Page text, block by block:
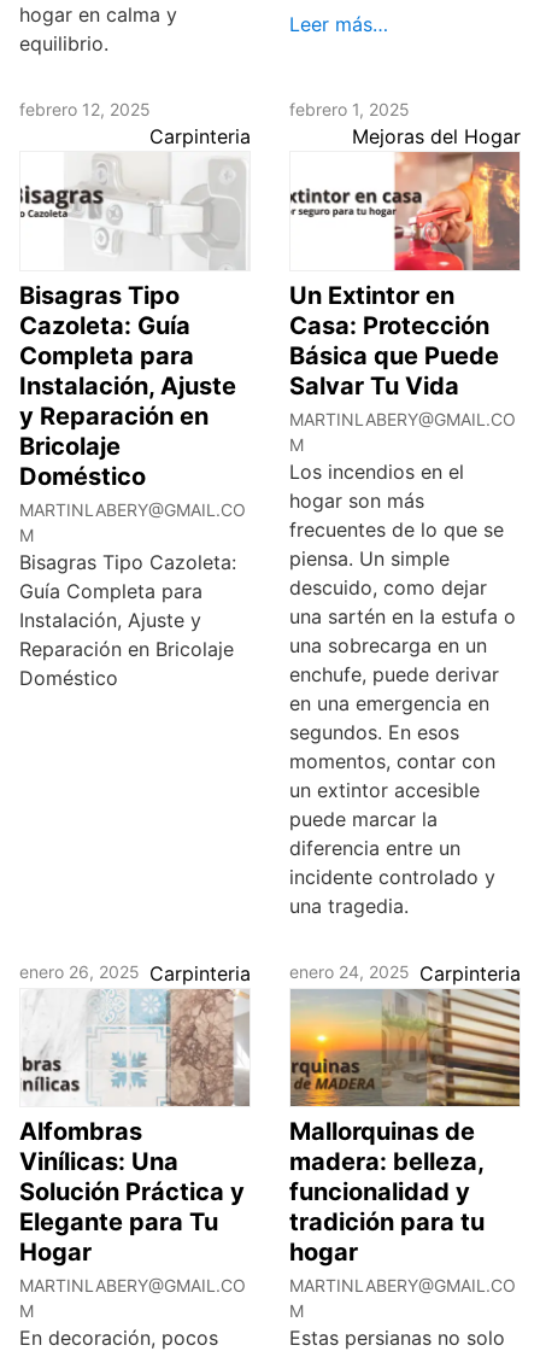
hogar en calma y
equilibrio.
Leer más…
febrero 12, 2025
Carpinteria
Bisagras Tipo
Cazoleta: Guía
Completa para
Instalación, Ajuste
y Reparación en
Bricolaje
Doméstico
MARTINLABERY@GMAIL.CO
M
Bisagras Tipo Cazoleta:
Guía Completa para
Instalación, Ajuste y
Reparación en Bricolaje
Doméstico
febrero 1, 2025
Mejoras del Hogar
Un Extintor en
Casa: Protección
Básica que Puede
Salvar Tu Vida
MARTINLABERY@GMAIL.CO
M
Los incendios en el
hogar son más
frecuentes de lo que se
piensa. Un simple
descuido, como dejar
una sartén en la estufa o
una sobrecarga en un
enchufe, puede derivar
en una emergencia en
segundos. En esos
momentos, contar con
un extintor accesible
puede marcar la
diferencia entre un
incidente controlado y
una tragedia.
enero 26, 2025 Carpinteria
Alfombras
Vinílicas: Una
Solución Práctica y
Elegante para Tu
Hogar
MARTINLABERY@GMAIL.CO
M
En decoración, pocos
enero 24, 2025 Carpinteria
Mallorquinas de
madera: belleza,
funcionalidad y
tradición para tu
hogar
MARTINLABERY@GMAIL.CO
M
Estas persianas no solo